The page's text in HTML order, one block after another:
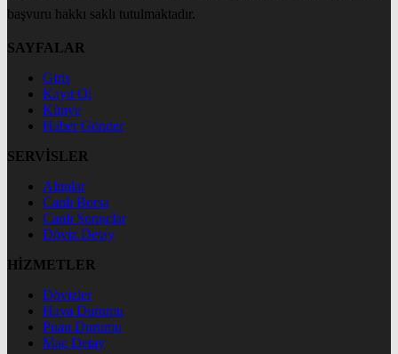
başvuru hakkı saklı tutulmaktadır.
SAYFALAR
Giriş
Kayıt Ol
Künye
Haber Gönder
SERVİSLER
Altınlar
Canlı Borsa
Canlı Sonuçlar
Döviz Detay
HİZMETLER
Dövizler
Hava Durumu
Puan Durumu
Maç Detay